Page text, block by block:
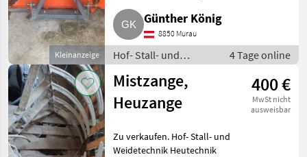
Kleinanzeige
meinen Auer Ballenauflöser mit
Ladearm. Geeignet für Heu,
Stroh und Silage. Ablage re., li.
oder nach hinten mög
Günther König
8850 Murau
Hof- Stall- und
Weidetechnik /
Heutechnik
4 Tage online
Mistzange,
Heuzange
400 €
MwSt nicht
ausweisbar
Zu verkaufen. Hof- Stall- und
Weidetechnik Heutechnik